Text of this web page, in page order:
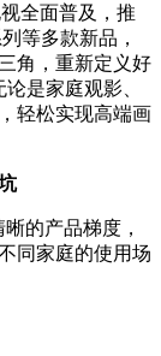
全面普及，推
等多款新品，
角，重新定义好
是家庭观影、
轻松实现高端画
的产品梯度，
同家庭的使用场